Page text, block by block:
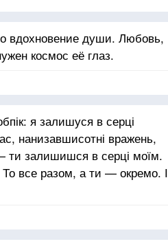
вдохновение души. Любовь,
космос её глаз.
я залишуся в серці
нанизавшисотні вражень,
ти залишишся в серці моїм.
все разом, а ти — окремо. І